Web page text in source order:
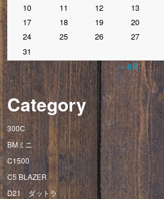
10
11 12 13
17
18 19 20
24
25 26 27
31
« 6月
Category
300C
BMミニ
C1500
C5 BLAZER
D21 ダットラ